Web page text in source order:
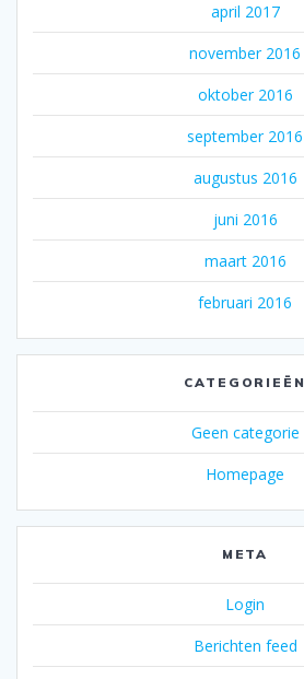
april 2017
november 2016
oktober 2016
september 2016
augustus 2016
juni 2016
maart 2016
februari 2016
CATEGORIEËN
Geen categorie
Homepage
META
Login
Berichten feed